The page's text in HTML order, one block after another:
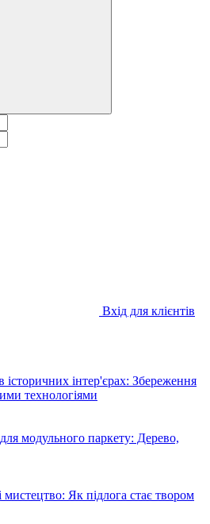
Вхід для клієнтів
інтер'єрах: Збереження
технологіями
модульного паркету: Дерево,
Як підлога стає твором